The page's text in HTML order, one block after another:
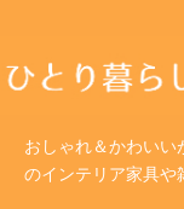
おしゃれ＆かわいい
のインテリア家具や